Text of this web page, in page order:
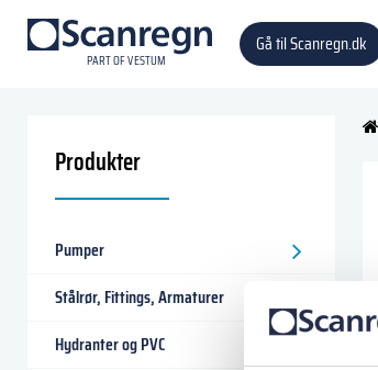
PARTOF VESTUM
Gå til Scanregn.dk
Produkter
Pumper
Stålrør, Fittings, Armaturer
Hydranter og PVC